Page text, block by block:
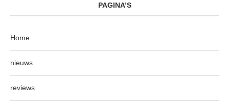
PAGINA’S
Home
nieuws
reviews